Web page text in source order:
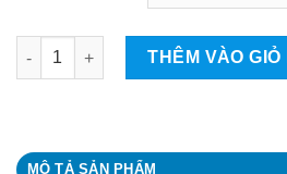
Con heo quantity
THÊM VÀO GIỎ
MÔ TẢ SẢN PHẨM